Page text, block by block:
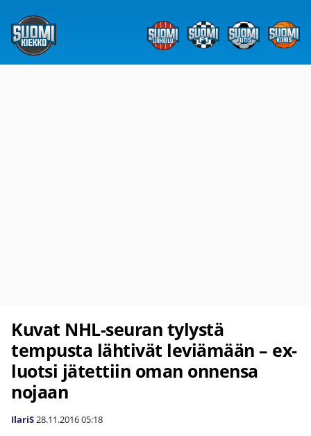
Kuvat NHL-seuran tylystä
tempusta lähtivät leviämään – ex-
luotsi jätettiin oman onnensa
nojaan
IlariS28.11.201605:18